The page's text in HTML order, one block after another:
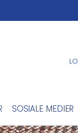
SOSIALE MEDIER